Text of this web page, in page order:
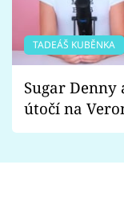
TADEÁŠ KUBĚNKA
Sugar Denny
útočí na
Proč je podle